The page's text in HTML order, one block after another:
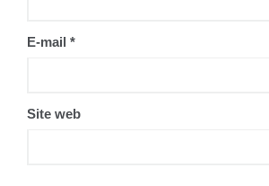
E-mail *
Site web